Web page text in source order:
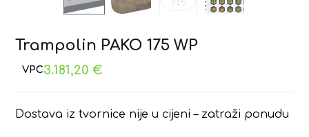
Trampolin PAKO 175 WP
3.181,20€
Dostava iz tvornice nije u cijeni – zatraži ponudu